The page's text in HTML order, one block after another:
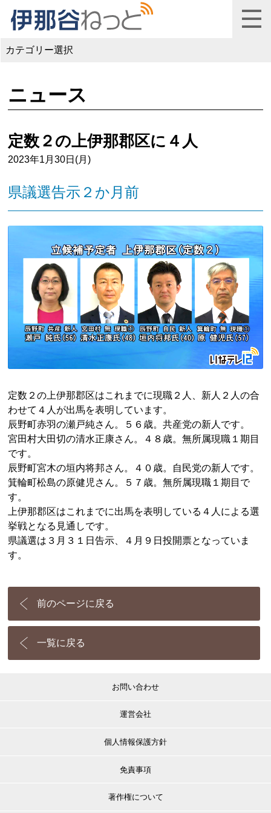
カテゴリー選択
ニュース
定数２の上伊那郡区に４人
2023年1月30日(月)
県議選告示２か月前
定数２の上伊那郡区はこれまでに現職２人、新人２人の合
わせて４人が出馬を表明しています。
辰野町赤羽の瀬戸純さん。５６歳。共産党の新人です。
宮田村大田切の清水正康さん。４８歳。無所属現職１期目
です。
辰野町宮木の垣内将邦さん。４０歳。自民党の新人です。
箕輪町松島の原健児 さん。５７歳。無所属現職１期目で
す。
上伊那郡区はこれまでに出馬を表明している４人による選
挙戦となる見通しです。
県議選は３月３１日告示、４月９日投開票となっていま
す。
前のページに戻る
一覧に戻る
お問い合わせ
運営会社
個人情報保護方針
免責事項
著作権について